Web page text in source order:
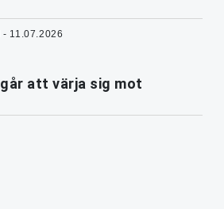
- 11.07.2026
att värja sig mot